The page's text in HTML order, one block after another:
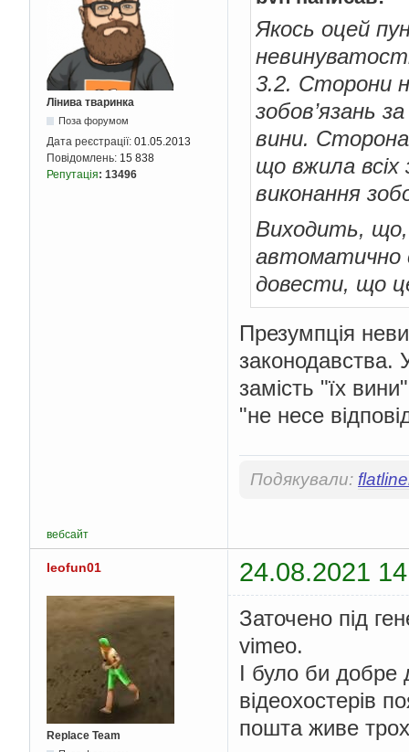
Лінива тваринка
Поза форумом
Дата реєстрації: 01.05.2013
Повідомлень: 15 838
Репутація: 13496
Якось оцей
3.2. Сторони
зобов’язань
вини.
що вжила всіх
виконання
Виходить,
автоматично
довести, що
Презумпція
законодавства.
замість "їх
"не несе
Подякували:
вебсайт
leofun01 24.08.2021
Replace Team
Заточено під
vimeo.
І було би добре
відеохостерів
пошта живе